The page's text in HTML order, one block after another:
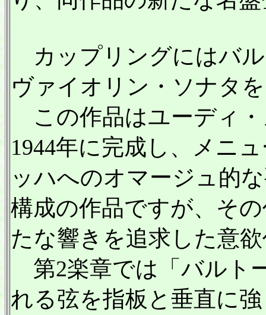
カップリングにはバ
ヴァイオリン・ソナタ
この作品はユーディ
1944年に完成し、メニ
ッハへのオマージュ的
構成の作品ですが、そ
たな響きを追求した意
第2楽章では「バルト
れる弦を指板と垂直に